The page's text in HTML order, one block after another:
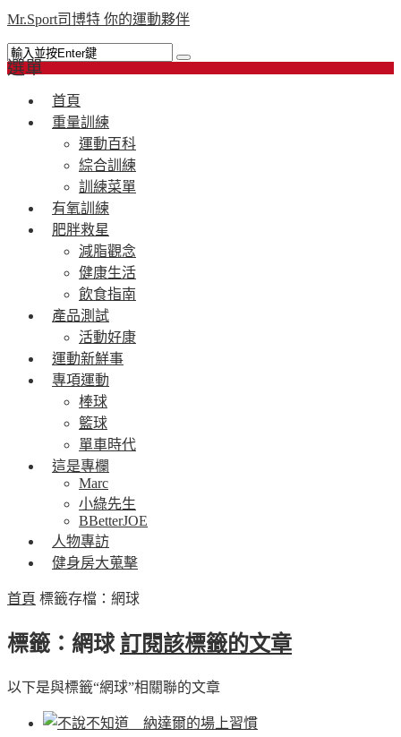
Mr.Sport司博特 你的運動夥伴
選單
首頁
重量訓練
運動百科
綜合訓練
訓練菜單
有氧訓練
肥胖救星
減脂觀念
健康生活
飲食指南
產品測試
活動好康
運動新鮮事
專項運動
棒球
籃球
單車時代
這是專欄
Marc
小綠先生
BBetterJOE
人物專訪
健身房大蒐擊
首頁 標籤存檔：網球
標籤：網球 訂閱該標籤的文章
以下是與標籤“網球”相關聯的文章